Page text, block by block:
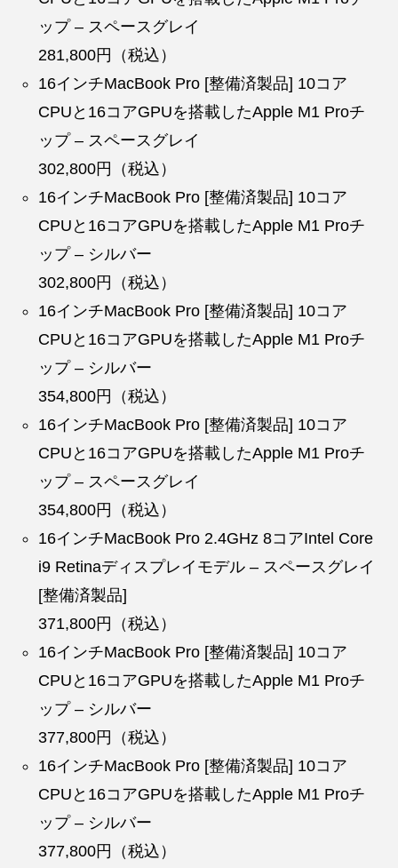
ップ – スペースグレイ
281,800円（税込）
16インチMacBook Pro [整備済製品] 10コア
CPUと16コアGPUを搭載したApple M1 Proチ
ップ – スペースグレイ
302,800円（税込）
16インチMacBook Pro [整備済製品] 10コア
CPUと16コアGPUを搭載したApple M1 Proチ
ップ – シルバー
302,800円（税込）
16インチMacBook Pro [整備済製品] 10コア
CPUと16コアGPUを搭載したApple M1 Proチ
ップ – シルバー
354,800円（税込）
16インチMacBook Pro [整備済製品] 10コア
CPUと16コアGPUを搭載したApple M1 Proチ
ップ – スペースグレイ
354,800円（税込）
16インチMacBook Pro 2.4GHz 8コアIntel Core
i9 Retinaディスプレイモデル – スペースグレイ
[整備済製品]
371,800円（税込）
16インチMacBook Pro [整備済製品] 10コア
CPUと16コアGPUを搭載したApple M1 Proチ
ップ – シルバー
377,800円（税込）
16インチMacBook Pro [整備済製品] 10コア
CPUと16コアGPUを搭載したApple M1 Proチ
ップ – シルバー
377,800円（税込）